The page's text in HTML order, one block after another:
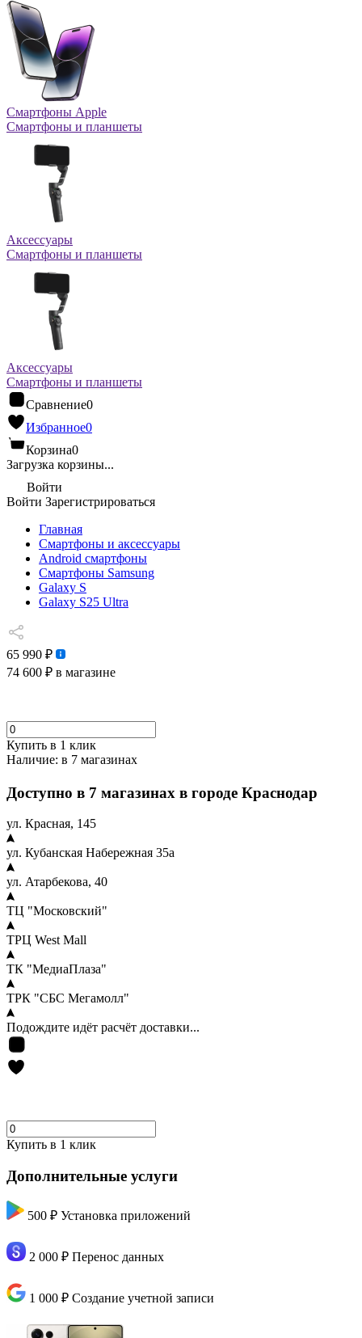
Смартфоны Apple
Смартфоны и планшеты
Аксессуары
Смартфоны и планшеты
Аксессуары
Смартфоны и планшеты
Сравнение0
Избранное0
Корзина0
Загрузка корзины...
Войти
Войти Зарегистрироваться
Главная
Смартфоны и аксессуары
Android cмартфоны
Смартфоны Samsung
Galaxy S
Galaxy S25 Ultra
65 990 ₽
74 600 ₽ в магазине
Купить в 1 клик
Наличие: в 7 магазинах
Доступно в 7 магазинах в городе Краснодар
ул. Красная, 145
ул. Кубанская Набережная 35а
ул. Атарбекова, 40
ТЦ "Московский"
ТРЦ West Mall
ТК "МедиаПлаза"
ТРК "СБС Мегамолл"
Подождите идёт расчёт доставки...
Купить в 1 клик
Дополнительные услуги
500 ₽ Установка приложений
2 000 ₽ Перенос данных
1 000 ₽ Создание учетной записи